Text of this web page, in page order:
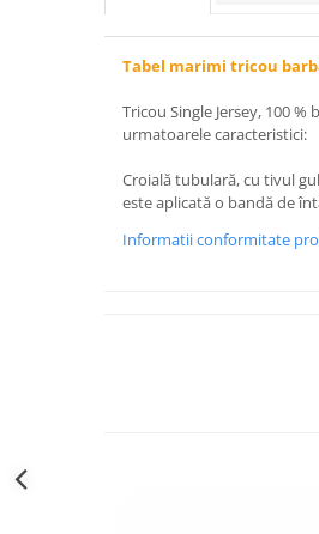
Tabel marimi tricou
Tricou Single Jersey, 100
urmatoarele caracteristici:
Croială tubulară, cu tivul
este aplicată o bandă de
Informatii conformitate